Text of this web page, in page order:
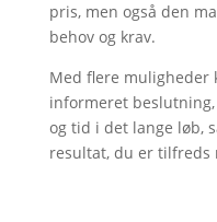
pris, men også den
behov og krav.
Med flere
informeret
og tid i det lange løb,
resultat, du er tilfreds